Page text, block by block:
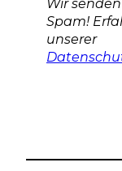
Wir
Spam!
unserer